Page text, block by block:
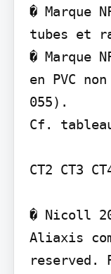
� Marque
tubes et
� Marque
en PVC
055).
Cf.
CT2 CT3
� Nicoll
Aliaxis